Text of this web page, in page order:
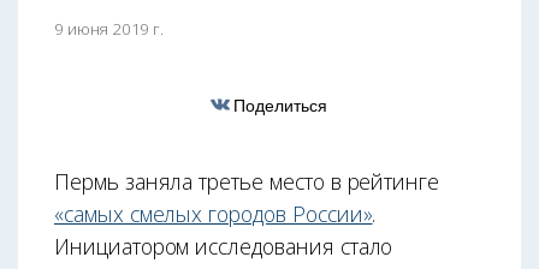
9 июня 2019 г.
Поделиться
Пермь заняла третье место в рейтинге
«самых смелых городов России».
Инициатором исследования стало